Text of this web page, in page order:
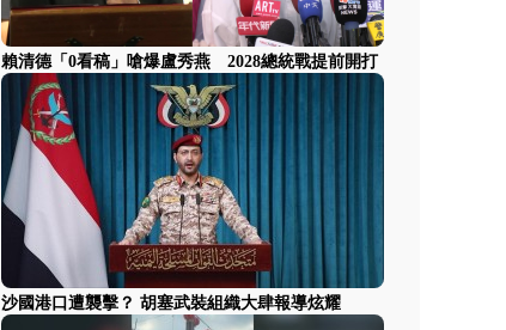
賴清德「0看稿」嗆爆盧秀燕 2028總統戰提前開打
沙國港口遭襲擊？ 胡塞武裝組織大肆報導炫耀